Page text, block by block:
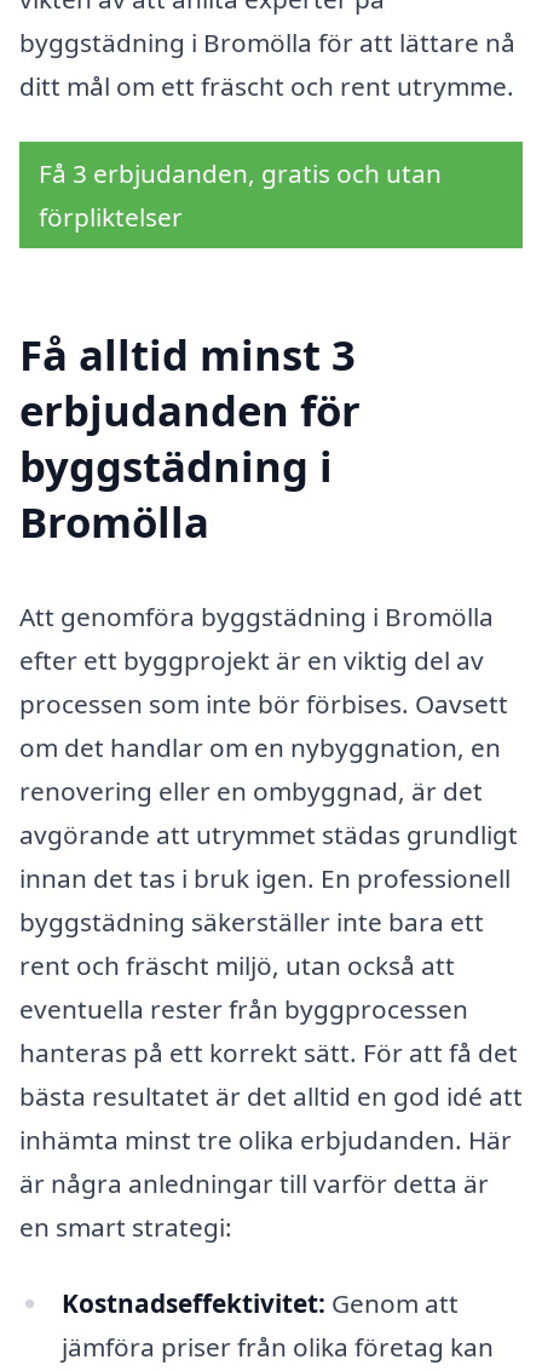
byggstädning i Bromölla för att lättare nå
ditt mål om ett fräscht och rent utrymme.
Få 3 erbjudanden, gratis och utan
förpliktelser
Få alltid minst 3
erbjudanden för
byggstädning i
Bromölla
Att genomföra byggstädning i Bromölla
efter ett byggprojekt är en viktig del av
processen som inte bör förbises. Oavsett
om det handlar om en nybyggnation, en
renovering eller en ombyggnad, är det
avgörande att utrymmet städas grundligt
innan det tas i bruk igen. En professionell
byggstädning säkerställer inte bara ett
rent och fräscht miljö, utan också att
eventuella rester från byggprocessen
hanteras på ett korrekt sätt. För att få det
bästa resultatet är det alltid en god idé att
inhämta minst tre olika erbjudanden. Här
är några anledningar till varför detta är
en smart strategi:
Kostnadseffektivitet: Genom att
jämföra priser från olika företag kan